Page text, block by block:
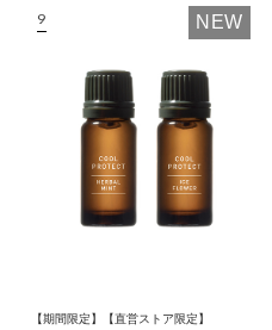
NEW
【期間限定】【直営ストア限定】